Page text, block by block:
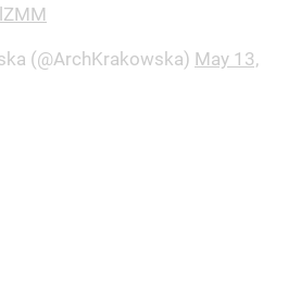
(@ArchKrakowska) May 13,